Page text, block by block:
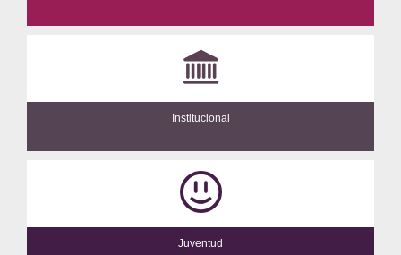
Institucional
Juventud